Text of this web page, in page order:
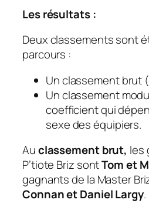
Les résultats :
Deux classements sont
parcours :
Un classement brut
Un classement
coefficient qui
sexe des équipiers.
Auclassement brut, les
P’tiote Briz sontTom et
gagnants de la Master
Connan et Daniel Largy.